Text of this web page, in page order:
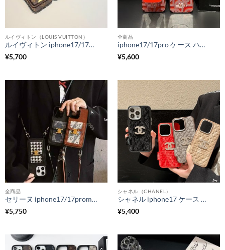
ルイヴィトン（LOUIS VUITTON）
ルイヴィトン iphone17/17air ケース gucci iphone17pro ケース 背面 収納 ハイ ブランド iphone16pro/16promax ケース おしゃれ メンズ スマホケース カード ケース 付き
¥5,700
全商品
iphone17/17pro ケース ハイブランド magasfe対応 iphone17promax ケース エルメス iphone16/16pro ケース キティちゃん スマホグリップ付き hermes風 スマホケース iphone15/14 ブランドコピー 安全
¥5,600
全商品
セリーヌ iphone17/17promax ケース ショルダー celine iphone16/16pro ケース カード収納 背面 流行り スマホケース 韓国 iphone15/14pro ケース パロディ 安全
¥5,750
シャネル（CHANEL）
シャネル iphone17 ケース ハイブランド iphone17pro/17promax ケース おしゃれ chanelパロディ アイフォン16/16pro ケース iphone15/14 ケース 人気 ブランド 女性 30代 40代
¥5,400